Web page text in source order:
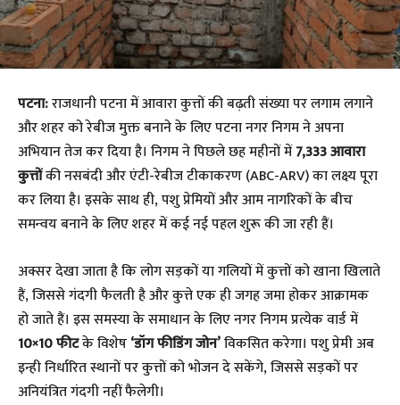
पटना:राजधानी पटना में आवारा कुत्तों की बढ़ती संख्या पर लगाम लगाने
और शहर को रेबीज मुक्त बनाने के लिए पटना नगर निगम ने अपना
अभियान तेज कर दिया है। निगम ने पिछले छह महीनों में7,333 आवारा
कुत्तोंकी नसबंदी और एंटी-रेबीज टीकाकरण (ABC-ARV) का लक्ष्य पूरा
कर लिया है। इसके साथ ही, पशु प्रेमियों और आम नागरिकों के बीच
समन्वय बनाने के लिए शहर में कई नई पहल शुरू की जा रही हैं।
​अक्सर देखा जाता है कि लोग सड़कों या गलियों में कुत्तों को खाना खिलाते
हैं, जिससे गंदगी फैलती है और कुत्ते एक ही जगह जमा होकर आक्रामक
हो जाते हैं। इस समस्या के समाधान के लिए नगर निगम प्रत्येक वार्ड में
10×10 फीटके विशेष‘डॉग फीडिंग जोन’विकसित करेगा। पशु प्रेमी अब
इन्ही निर्धारित स्थानों पर कुत्तों को भोजन दे सकेंगे, जिससे सड़कों पर
अनियंत्रित गंदगी नहीं फैलेगी।